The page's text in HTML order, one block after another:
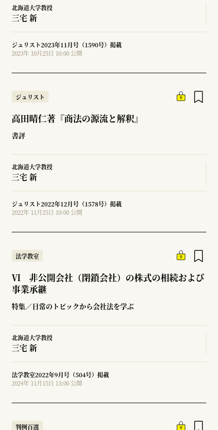
北海道大学教授
三宅 新
ジュリスト2023年11月号（1590号）掲載
2023年 10月25日 10:00 公開
ジュリスト
高田晴仁著『商法の源流と解釈』
書評
北海道大学教授
三宅 新
ジュリスト2022年12月号（1578号）掲載
2022年 11月25日 10:00 公開
法学教室
Ⅵ 非公開会社（閉鎖会社）の株式の相続および
事業承継
特集／日常のトピックから会社法を学ぶ
北海道大学教授
三宅 新
法学教室2022年9月号（504号）掲載
2024年 11月15日 13:00 公開
判例百選